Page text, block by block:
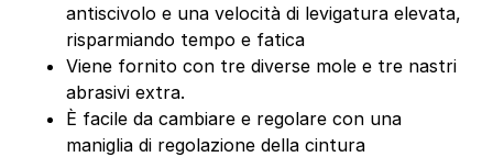
antiscivolo e una velocità di levigatura elevata,
risparmiando tempo e fatica
Viene fornito con tre diverse mole e tre nastri
abrasivi extra.
È facile da cambiare e regolare con una
maniglia di regolazione della cintura